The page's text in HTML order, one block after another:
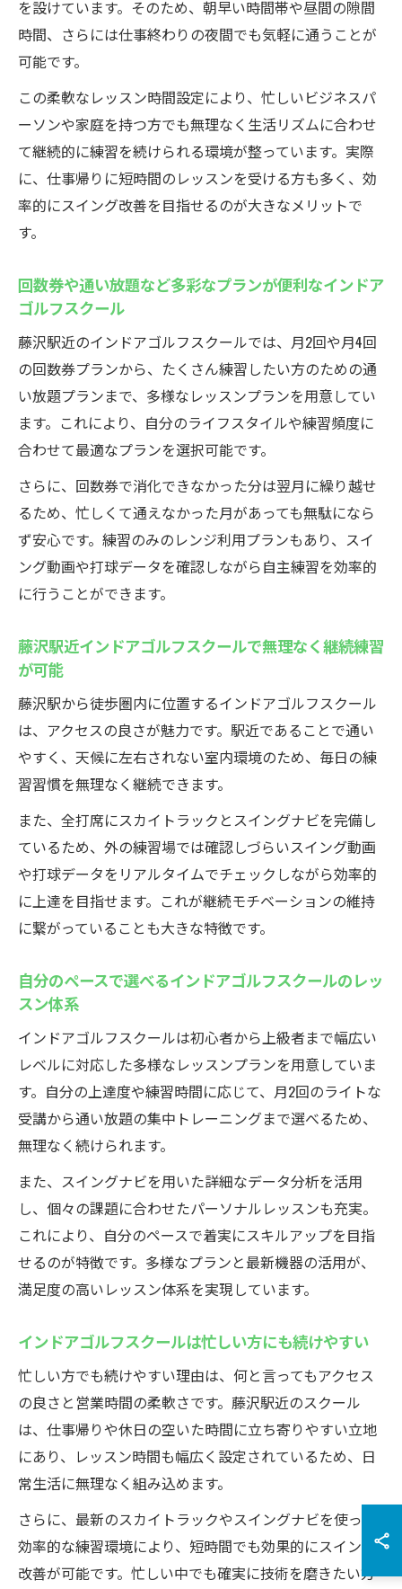
を設けています。そのため、朝早い時間帯や昼間の隙間
時間、さらには仕事終わりの夜間でも気軽に通うことが
可能です。
この柔軟なレッスン時間設定により、忙しいビジネスパ
ーソンや家庭を持つ方でも無理なく生活リズムに合わせ
て継続的に練習を続けられる環境が整っています。実際
に、仕事帰りに短時間のレッスンを受ける方も多く、効
率的にスイング改善を目指せるのが大きなメリットで
す。
回数券や通い放題など多彩なプランが便利なインドア
ゴルフスクール
藤沢駅近のインドアゴルフスクールでは、月2回や月4回
の回数券プランから、たくさん練習したい方のための通
い放題プランまで、多様なレッスンプランを用意してい
ます。これにより、自分のライフスタイルや練習頻度に
合わせて最適なプランを選択可能です。
さらに、回数券で消化できなかった分は翌月に繰り越せ
るため、忙しくて通えなかった月があっても無駄になら
ず安心です。練習のみのレンジ利用プランもあり、スイ
ング動画や打球データを確認しながら自主練習を効率的
に行うことができます。
藤沢駅近インドアゴルフスクールで無理なく継続練習
が可能
藤沢駅から徒歩圏内に位置するインドアゴルフスクール
は、アクセスの良さが魅力です。駅近であることで通い
やすく、天候に左右されない室内環境のため、毎日の練
習習慣を無理なく継続できます。
また、全打席にスカイトラックとスイングナビを完備し
ているため、外の練習場では確認しづらいスイング動画
や打球データをリアルタイムでチェックしながら効率的
に上達を目指せます。これが継続モチベーションの維持
に繋がっていることも大きな特徴です。
自分のペースで選べるインドアゴルフスクールのレッ
スン体系
インドアゴルフスクールは初心者から上級者まで幅広い
レベルに対応した多様なレッスンプランを用意していま
す。自分の上達度や練習時間に応じて、月2回のライトな
受講から通い放題の集中トレーニングまで選べるため、
無理なく続けられます。
また、スイングナビを用いた詳細なデータ分析を活用
し、個々の課題に合わせたパーソナルレッスンも充実。
これにより、自分のペースで着実にスキルアップを目指
せるのが特徴です。多様なプランと最新機器の活用が、
満足度の高いレッスン体系を実現しています。
インドアゴルフスクールは忙しい方にも続けやすい
忙しい方でも続けやすい理由は、何と言ってもアクセス
の良さと営業時間の柔軟さです。藤沢駅近のスクール
は、仕事帰りや休日の空いた時間に立ち寄りやすい立地
にあり、レッスン時間も幅広く設定されているため、日
常生活に無理なく組み込めます。
さらに、最新のスカイトラックやスイングナビを使った
効率的な練習環境により、短時間でも効果的にスイング
改善が可能です。忙しい中でも確実に技術を磨きたい方